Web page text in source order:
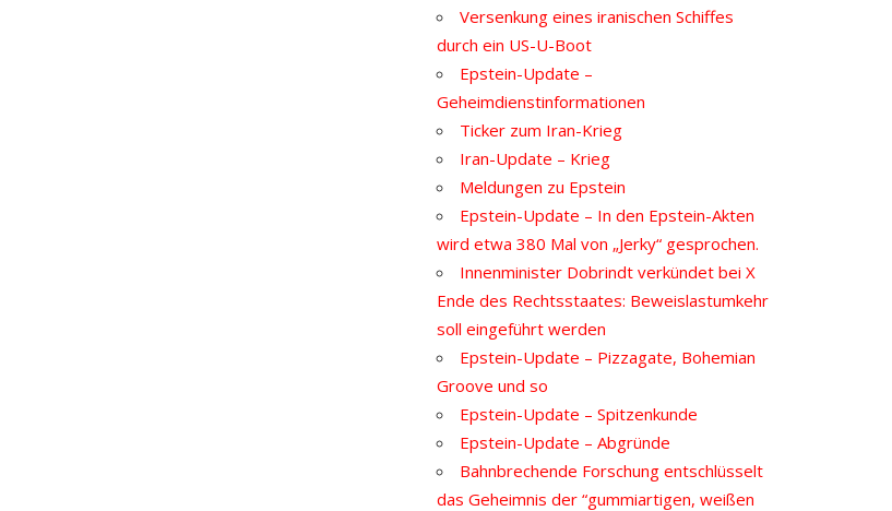
Versenkung eines iranischen Schiffes
durch ein US-U-Boot
Epstein-Update –
Geheimdienstinformationen
Ticker zum Iran-Krieg
Iran-Update – Krieg
Meldungen zu Epstein
Epstein-Update – In den Epstein-Akten
wird etwa 380 Mal von „Jerky“ gesprochen.
Innenminister Dobrindt verkündet bei X
Ende des Rechtsstaates: Beweislastumkehr
soll eingeführt werden
Epstein-Update – Pizzagate, Bohemian
Groove und so
Epstein-Update – Spitzenkunde
Epstein-Update – Abgründe
Bahnbrechende Forschung entschlüsselt
das Geheimnis der “gummiartigen, weißen